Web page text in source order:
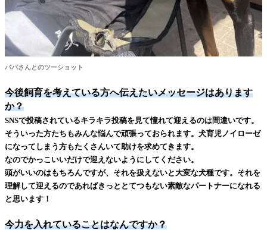
パパさんとのツーショット
今後飼育を考えている方へ伝えたいメッセージはあります
か？
SNSで投稿されているキラキラ投稿を見て憧れて迎えるのは間違いです。
そういった方たちもみんな悩んで頑張っておられます。犬育児ノイローゼ
になってしまう方もたくさんいて助けを求めてきます。
なのでかっこいいだけで迎えないようにしてください。
頭がいいのはもちろんですが、それを扱えないと大変な犬種です。それを
理解して迎えるのであればきっととてつもない素敵なパートナーになれる
と思います！
今力を入れていることはなんですか？